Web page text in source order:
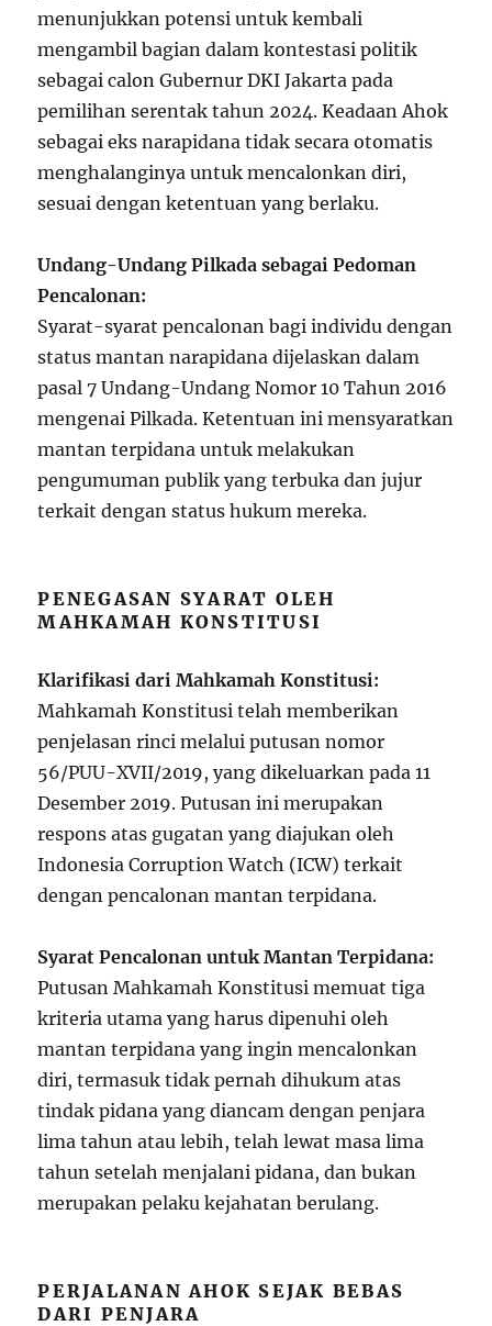
menunjukkan potensi untuk kembali
mengambil bagian dalam kontestasi politik
sebagai calon Gubernur DKI Jakarta pada
pemilihan serentak tahun 2024. Keadaan Ahok
sebagai eks narapidana tidak secara otomatis
menghalanginya untuk mencalonkan diri,
sesuai dengan ketentuan yang berlaku.
Undang-Undang Pilkada sebagai Pedoman
Pencalonan:
Syarat-syarat pencalonan bagi individu dengan
status mantan narapidana dijelaskan dalam
pasal 7 Undang-Undang Nomor 10 Tahun 2016
mengenai Pilkada. Ketentuan ini mensyaratkan
mantan terpidana untuk melakukan
pengumuman publik yang terbuka dan jujur
terkait dengan status hukum mereka.
PENEGASAN SYARAT OLEH
MAHKAMAH KONSTITUSI
Klarifikasi dari Mahkamah Konstitusi:
Mahkamah Konstitusi telah memberikan
penjelasan rinci melalui putusan nomor
56/PUU-XVII/2019, yang dikeluarkan pada 11
Desember 2019. Putusan ini merupakan
respons atas gugatan yang diajukan oleh
Indonesia Corruption Watch (ICW) terkait
dengan pencalonan mantan terpidana.
Syarat Pencalonan untuk Mantan Terpidana:
Putusan Mahkamah Konstitusi memuat tiga
kriteria utama yang harus dipenuhi oleh
mantan terpidana yang ingin mencalonkan
diri, termasuk tidak pernah dihukum atas
tindak pidana yang diancam dengan penjara
lima tahun atau lebih, telah lewat masa lima
tahun setelah menjalani pidana, dan bukan
merupakan pelaku kejahatan berulang.
PERJALANAN AHOK SEJAK BEBAS
DARI PENJARA